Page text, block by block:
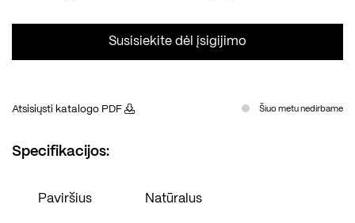
Susisiekite dėl įsigijimo
Atsisiųsti katalogo PDF Šiuo metu nedirbame
Specifikacijos:
Paviršius Natūralus